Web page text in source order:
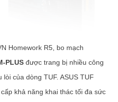
Homework R5, bo mạch
PLUS được trang bị nhiều công
của dòng TUF. ASUS TUF
khả năng khai thác tối đa sức